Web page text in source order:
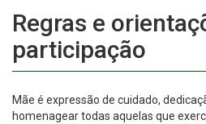
Regras e
participação
Mãe é expressão de cuidado,
homenagear todas aquelas que